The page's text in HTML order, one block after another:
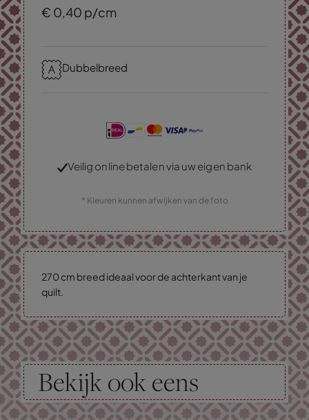
€ 0,40 p/cm
Dubbelbreed
Veilig online betalen via uw eigen bank
* Kleuren kunnen afwijken van de foto
270 cm breed ideaal voor de achterkant van je
quilt.
Bekijk ook eens